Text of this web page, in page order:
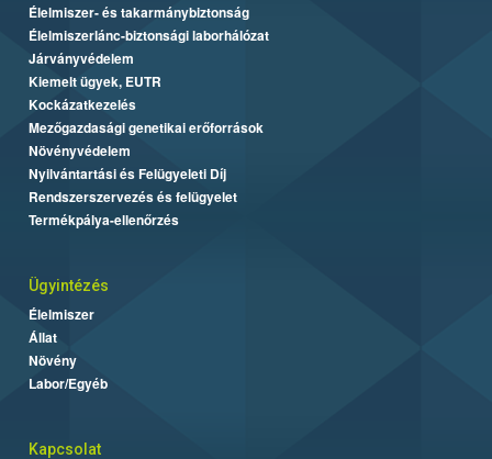
Élelmiszer- és takarmánybiztonság
Élelmiszerlánc-biztonsági laborhálózat
Járványvédelem
Kiemelt ügyek, EUTR
Kockázatkezelés
Mezőgazdasági genetikai erőforrások
Növényvédelem
Nyilvántartási és Felügyeleti Díj
Rendszerszervezés és felügyelet
Termékpálya-ellenőrzés
Ügyintézés
Élelmiszer
Állat
Növény
Labor/Egyéb
Kapcsolat